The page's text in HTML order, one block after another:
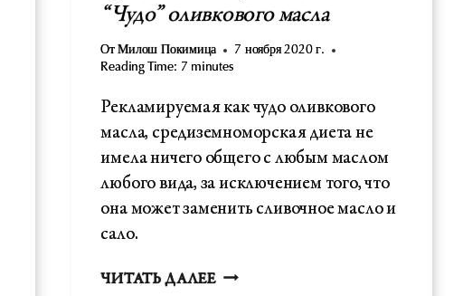
“Чудо” оливкового масла
От Милош Покимица
7 ноября 2020 г.
Reading Time: 7 minutes
Рекламируемая как чудо оливкового
масла, средиземноморская диета не
имела ничего общего с любым маслом
любого вида, за исключением того, что
она может заменить сливочное масло и
сало.
ЧИТАТЬ ДАЛЕЕСРЕДИЗЕМНОМОРСКАЯ